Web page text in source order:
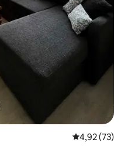
Classificação
4,92 (73)